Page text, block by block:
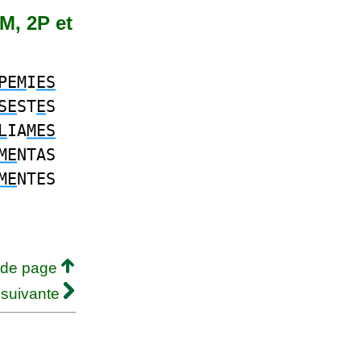
2P et
PEMIES
STES
LIAMES
NTAS
NTES
page